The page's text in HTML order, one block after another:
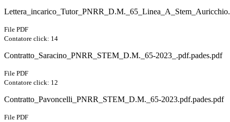
File PDF
Contatore click: 14
Contratto_Saracino_PNRR_STEM_D.M._65-2023_.pdf.pades.pdf
File PDF
Contatore click: 12
Contratto_Pavoncelli_PNRR_STEM_D.M._65-2023.pdf.pades.pdf
File PDF